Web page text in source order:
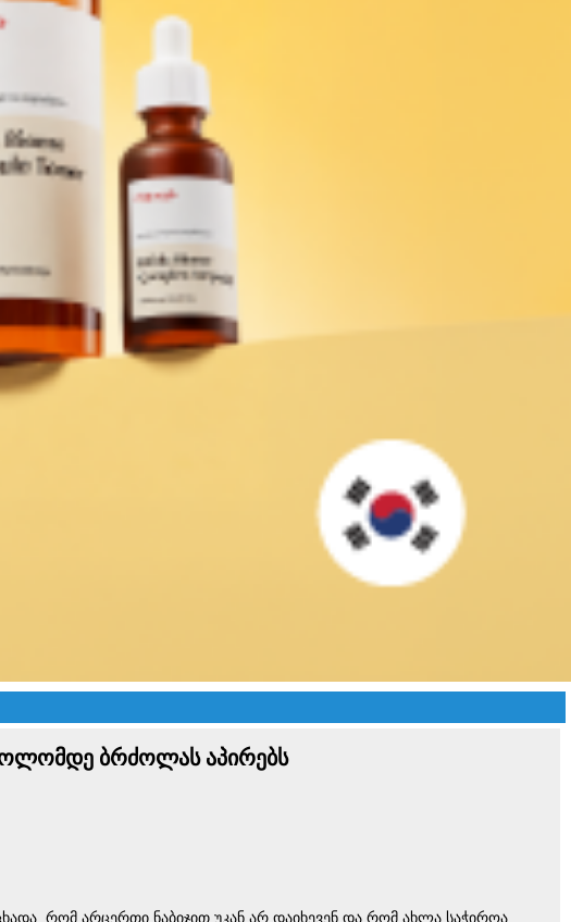
ბოლომდე ბრძოლას აპირებს
რომ არცერთი ნაბიჯით უკან არ დაიხევენ და რომ ახლა საჭიროა